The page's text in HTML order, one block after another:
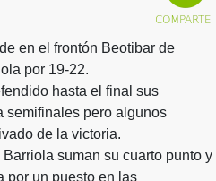
en el frontón Beotibar de
por 19-22.
hasta el final sus
semifinales pero algunos
de la victoria.
suman su cuarto punto y
por un puesto en las